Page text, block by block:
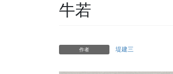
牛若
作者 堤建三